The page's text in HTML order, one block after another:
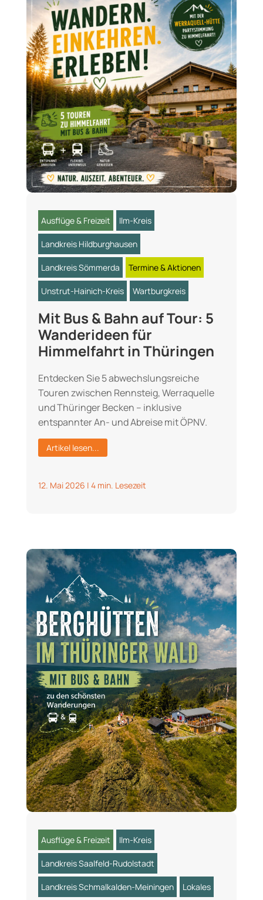
Ausflüge & Freizeit Ilm-Kreis
Landkreis Hildburghausen
Landkreis Sömmerda Termine & Aktionen
Unstrut-Hainich-Kreis Wartburgkreis
Mit Bus & Bahn auf Tour: 5
Wanderideen für
Himmelfahrt in Thüringen
Entdecken Sie 5 abwechslungsreiche
Touren zwischen Rennsteig, Werraquelle
und Thüringer Becken – inklusive
entspannter An- und Abreise mit ÖPNV.
Artikel lesen...
12. Mai 2026 | 4 min. Lesezeit
Ausflüge & Freizeit Ilm-Kreis
Landkreis Saalfeld-Rudolstadt
Landkreis Schmalkalden-Meiningen Lokales